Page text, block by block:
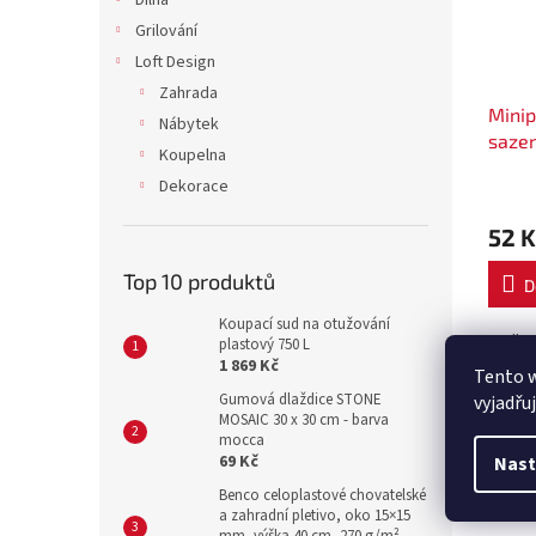
Tento
Grilování
Loft Design
Zahrada
Nábytek
Koupelna
Dekorace
Top 10 produktů
Koupací sud na otužování
plastový 750 L
1 869 Kč
Gumová dlaždice STONE
MOSAIC 30 x 30 cm - barva
mocca
69 Kč
Benco celoplastové chovatelské
a zahradní pletivo, oko 15×15
52
klima